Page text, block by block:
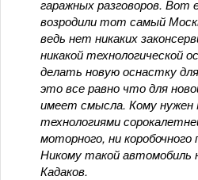
гаражных разговоров. Вот
возродили тот самый
ведь нет никаких
никакой технологической
делать новую оснастку
это все равно что для
имеет смысла. Кому нужен
технологиями
моторного, ни коробочного
Никому такой автомобиль
Кадаков.